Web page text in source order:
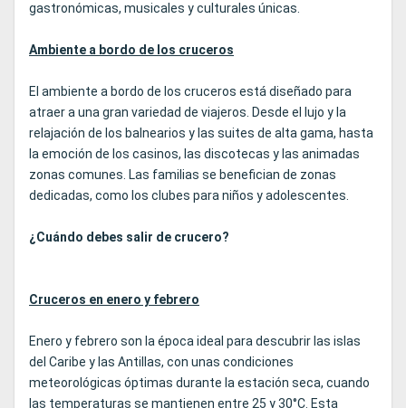
gastronómicas, musicales y culturales únicas.
Ambiente a bordo de los cruceros
El ambiente a bordo de los cruceros está diseñado para
atraer a una gran variedad de viajeros. Desde el lujo y la
relajación de los balnearios y las suites de alta gama, hasta
la emoción de los casinos, las discotecas y las animadas
zonas comunes. Las familias se benefician de zonas
dedicadas, como los clubes para niños y adolescentes.
¿Cuándo debes salir de crucero?
Cruceros en enero y febrero
Enero y febrero son la época ideal para descubrir las islas
del Caribe y las Antillas, con unas condiciones
meteorológicas óptimas durante la estación seca, cuando
las temperaturas se mantienen entre 25 y 30°C. Esta